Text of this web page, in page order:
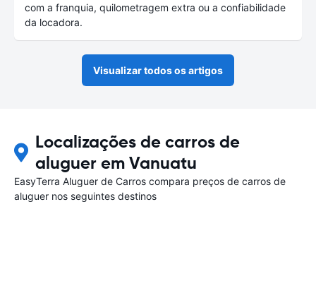
com a franquia, quilometragem extra ou a confiabilidade
da locadora.
Visualizar todos os artigos
Localizações de carros de
aluguer em Vanuatu
EasyTerra Aluguer de Carros compara preços de carros de
aluguer nos seguintes destinos